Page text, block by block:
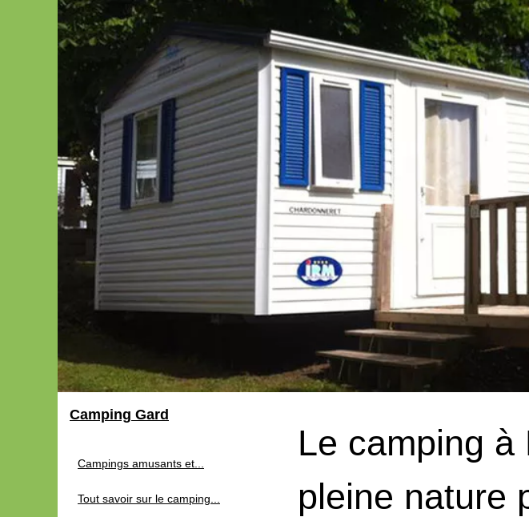
Le camping
pleine nature
Camping Gard
Campings amusants et...
Tout savoir sur le camping...